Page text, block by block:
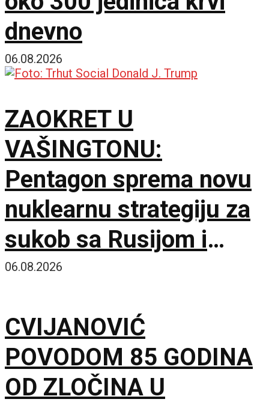
dnevno
06.08.2026
ZAOKRET U
VAŠINGTONU:
Pentagon sprema novu
nuklearnu strategiju za
sukob sa Rusijom i
Kinom
06.08.2026
CVIJANOVIĆ
POVODOM 85 GODINA
OD ZLOČINA U